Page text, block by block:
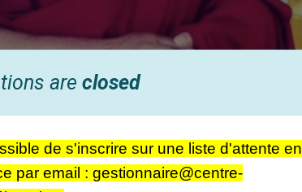
are closed
de s'inscrire sur une liste d'attente en
par email : gestionnaire@centre-